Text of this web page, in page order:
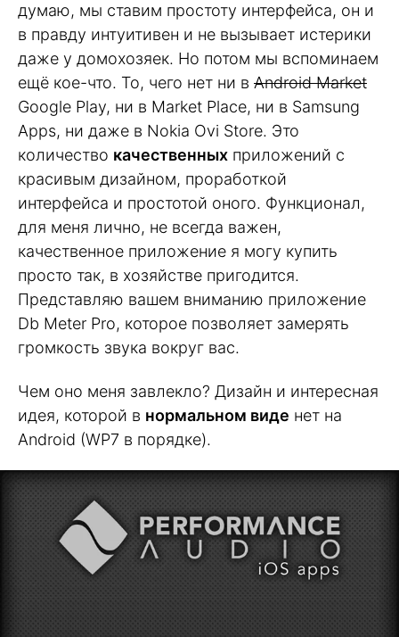
думаю, мы ставим простоту интерфейса, он и
в правду интуитивен и не вызывает истерики
даже у домохозяек. Но потом мы вспоминаем
ещё кое-что. То, чего нет ни в Android Market
Google Play, ни в Market Place, ни в Samsung
Apps, ни даже в Nokia Ovi Store. Это
количество качественных приложений с
красивым дизайном, проработкой
интерфейса и простотой оного. Функционал,
для меня лично, не всегда важен,
качественное приложение я могу купить
просто так, в хозяйстве пригодится.
Представляю вашем вниманию приложение
Db Meter Pro, которое позволяет замерять
громкость звука вокруг вас.
Чем оно меня завлекло? Дизайн и интересная
идея, которой в нормальном виде нет на
Android (WP7 в порядке).